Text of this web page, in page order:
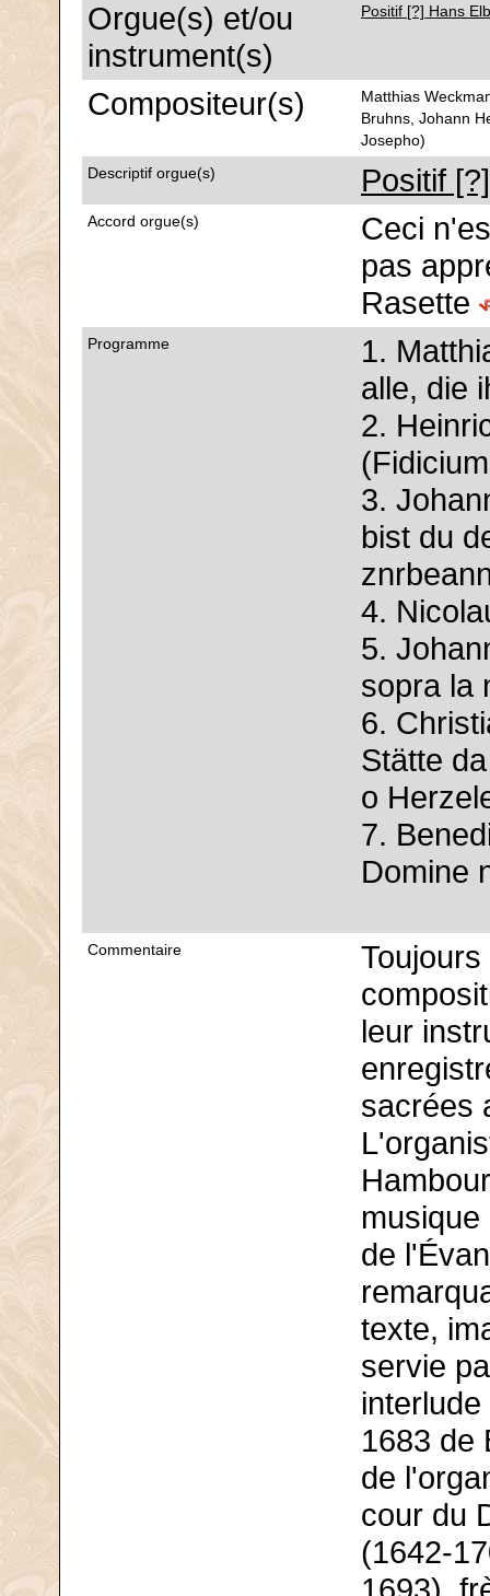
Orgue(s) et/ou
instrument(s)
Positif [?] Hans
Compositeur(s)
Matthias
Bruhns, Johann
Josepho)
Descriptif orgue(s)
Positif
Accord orgue(s)
Ceci
pas
Rasette
Programme
1.
alle, die
2.
3.
bist du
4.
5.
sopra la
6.
Stätte
o
7.
Domine
Commentaire
leur
sacrées
de
texte,
servie
1683 de
de
cour du
(1642-